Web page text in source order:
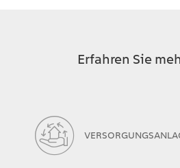
Erfahren Sie